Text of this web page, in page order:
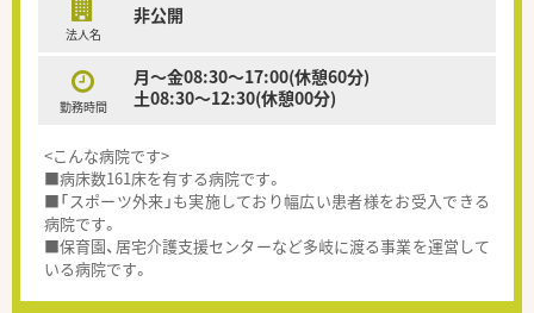
法人名
非公開
勤務時間
月～金08:30～17:00(休憩60分)
土08:30～12:30(休憩00分)
<こんな病院です>
■病床数161床を有する病院です。
■「スポーツ外来」も実施しており幅広い患者様をお受入できる
病院です。
■保育園、居宅介護支援センターなど多岐に渡る事業を運営して
いる病院です。